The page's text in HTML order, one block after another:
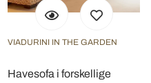
VIADURINI IN THE GARDEN
Havesofa i forskellige